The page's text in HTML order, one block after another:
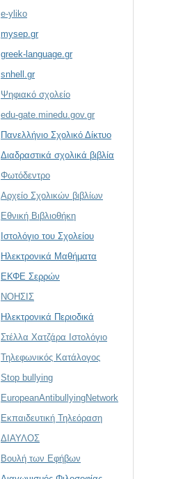
e-yliko
mysep.gr
greek-language.gr
snhell.gr
Ψηφιακό σχολείο
edu-gate.minedu.gov.gr
Πανελλήνιο Σχολικό Δίκτυο
Διαδραστικά σχολικά βιβλία
Φωτόδεντρο
Αρχείο Σχολικών βιβλίων
Εθνική Βιβλιοθήκη
Ιστολόγιο του Σχολείου
Ηλεκτρονικά Μαθήματα
ΕΚΦΕ Σερρών
ΝΟΗΣΙΣ
Ηλεκτρονικά Περιοδικά
Στέλλα Χατζάρα Ιστολόγιο
Τηλεφωνικός Κατάλογος
Stop bullying
EuropeanAntibullyingNetwork
Εκπαιδευτική Τηλεόραση
ΔΙΑΥΛΟΣ
Βουλή των Εφήβων